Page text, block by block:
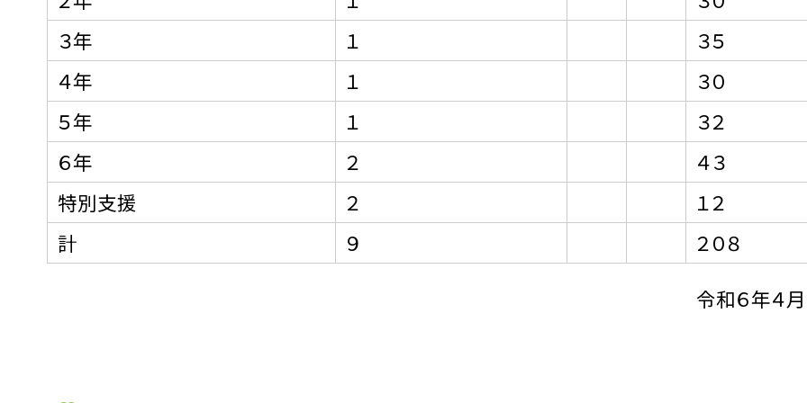
３年
１
３５
４年
１
３０
５年
１
３２
６年
２
４３
特別支援
２
１２
計
９ ２０８
令和６年４